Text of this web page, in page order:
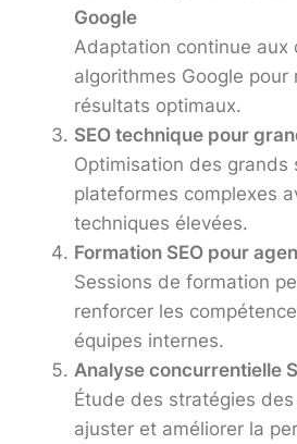
Google
Adaptation continue aux
algorithmes Google pour
résultats optimaux.
SEO technique pour
Optimisation des grands
plateformes complexes
techniques élevées.
Formation SEO pour
Sessions de formation
renforcer les
équipes internes.
Analyse concurrentielle
Étude des stratégies
ajuster et améliorer la